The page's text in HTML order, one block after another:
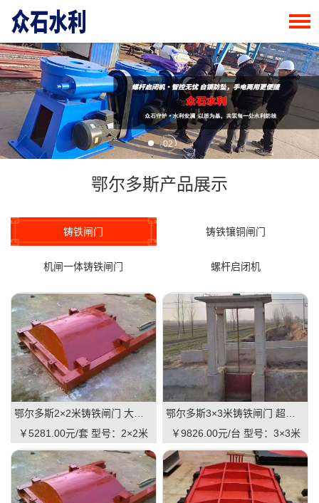
02
鄂尔多斯产品展示
铸铁闸门 铸铁镶铜闸门
机闸一体铸铁闸门 螺杆启闭机
￥5281.00元/套 型号：2×2米
￥9826.00元/台 型号：3×3米